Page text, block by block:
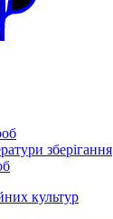
зберігання
культур